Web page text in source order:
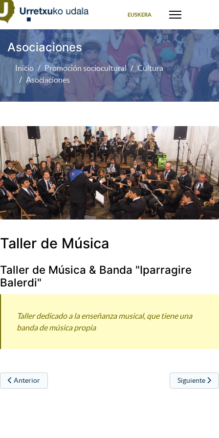
EUSKERA
Asociaciones
Inicio Promoción sociocultural
Cultura
Asociaciones
Taller de Música
Taller de Música & Banda "Iparragire
Balerdi"
Taller dedicado a la enseñanza musical, que tiene una
banda de música propia
Artículo anterior: Secundino Esnaola
Anterior Artículo
Siguiente